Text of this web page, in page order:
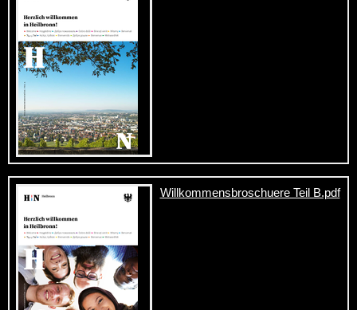
Willkommensbroschuere Teil B.pdf